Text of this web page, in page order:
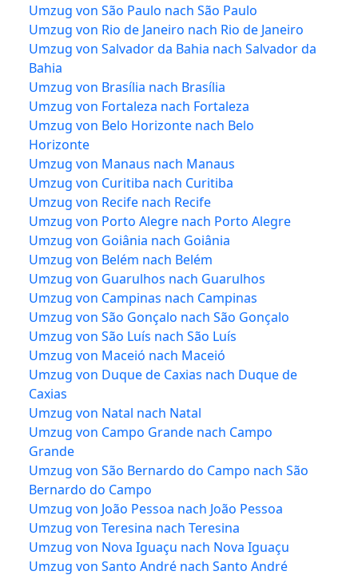
Umzug von São Paulo nach São Paulo
Umzug von Rio de Janeiro nach Rio de Janeiro
Umzug von Salvador da Bahia nach Salvador da
Bahia
Umzug von Brasília nach Brasília
Umzug von Fortaleza nach Fortaleza
Umzug von Belo Horizonte nach Belo
Horizonte
Umzug von Manaus nach Manaus
Umzug von Curitiba nach Curitiba
Umzug von Recife nach Recife
Umzug von Porto Alegre nach Porto Alegre
Umzug von Goiânia nach Goiânia
Umzug von Belém nach Belém
Umzug von Guarulhos nach Guarulhos
Umzug von Campinas nach Campinas
Umzug von São Gonçalo nach São Gonçalo
Umzug von São Luís nach São Luís
Umzug von Maceió nach Maceió
Umzug von Duque de Caxias nach Duque de
Caxias
Umzug von Natal nach Natal
Umzug von Campo Grande nach Campo
Grande
Umzug von São Bernardo do Campo nach São
Bernardo do Campo
Umzug von João Pessoa nach João Pessoa
Umzug von Teresina nach Teresina
Umzug von Nova Iguaçu nach Nova Iguaçu
Umzug von Santo André nach Santo André